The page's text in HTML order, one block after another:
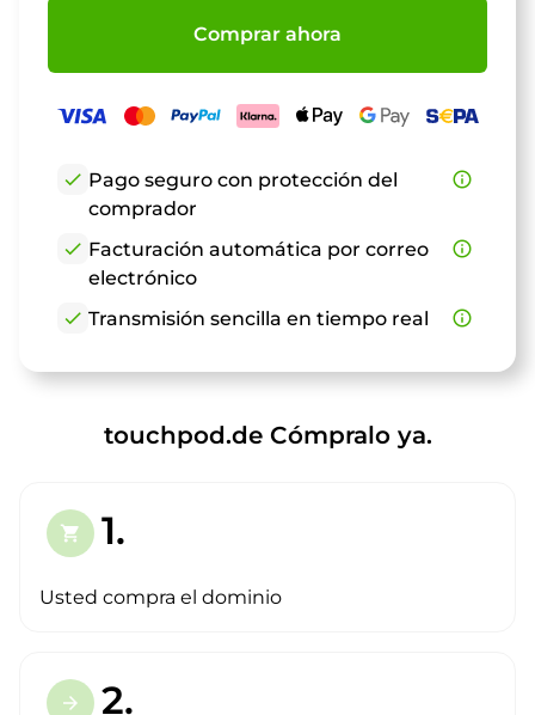
Comprar ahora
check Pago seguro con protección del
comprador
info_outline
check Facturación automática por correo
electrónico
info_outline
check Transmisión sencilla en tiempo real info_outline
touchpod.de Cómpralo ya.
shopping_cart 1.
Usted compra el dominio
arrow_forward 2.